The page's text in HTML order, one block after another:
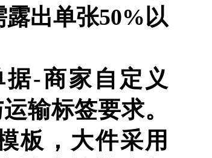
露出单张50%以
-商家自定义
输标签要求。
板，大件采用